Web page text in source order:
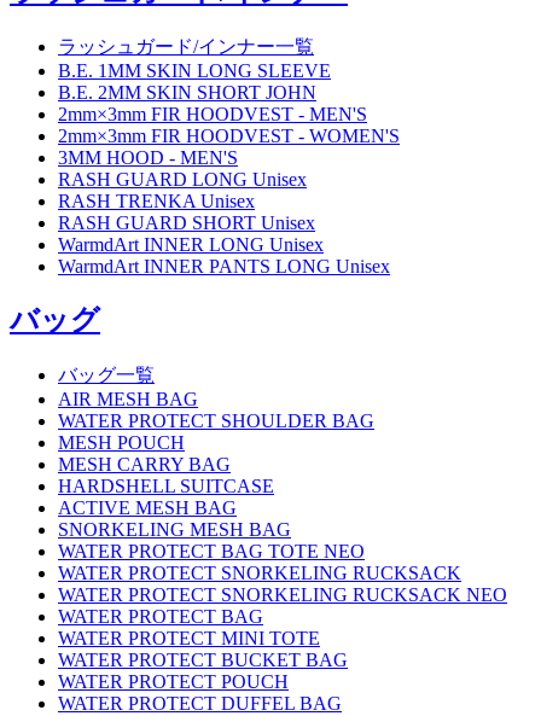
ラッシュガード/インナー一覧
B.E. 1MM SKIN LONG SLEEVE
B.E. 2MM SKIN SHORT JOHN
2mm×3mm FIR HOODVEST - MEN'S
2mm×3mm FIR HOODVEST - WOMEN'S
3MM HOOD - MEN'S
RASH GUARD LONG Unisex
RASH TRENKA Unisex
RASH GUARD SHORT Unisex
WarmdArt INNER LONG Unisex
WarmdArt INNER PANTS LONG Unisex
バッグ
バッグ一覧
AIR MESH BAG
WATER PROTECT SHOULDER BAG
MESH POUCH
MESH CARRY BAG
HARDSHELL SUITCASE
ACTIVE MESH BAG
SNORKELING MESH BAG
WATER PROTECT BAG TOTE NEO
WATER PROTECT SNORKELING RUCKSACK
WATER PROTECT SNORKELING RUCKSACK NEO
WATER PROTECT BAG
WATER PROTECT MINI TOTE
WATER PROTECT BUCKET BAG
WATER PROTECT POUCH
WATER PROTECT DUFFEL BAG